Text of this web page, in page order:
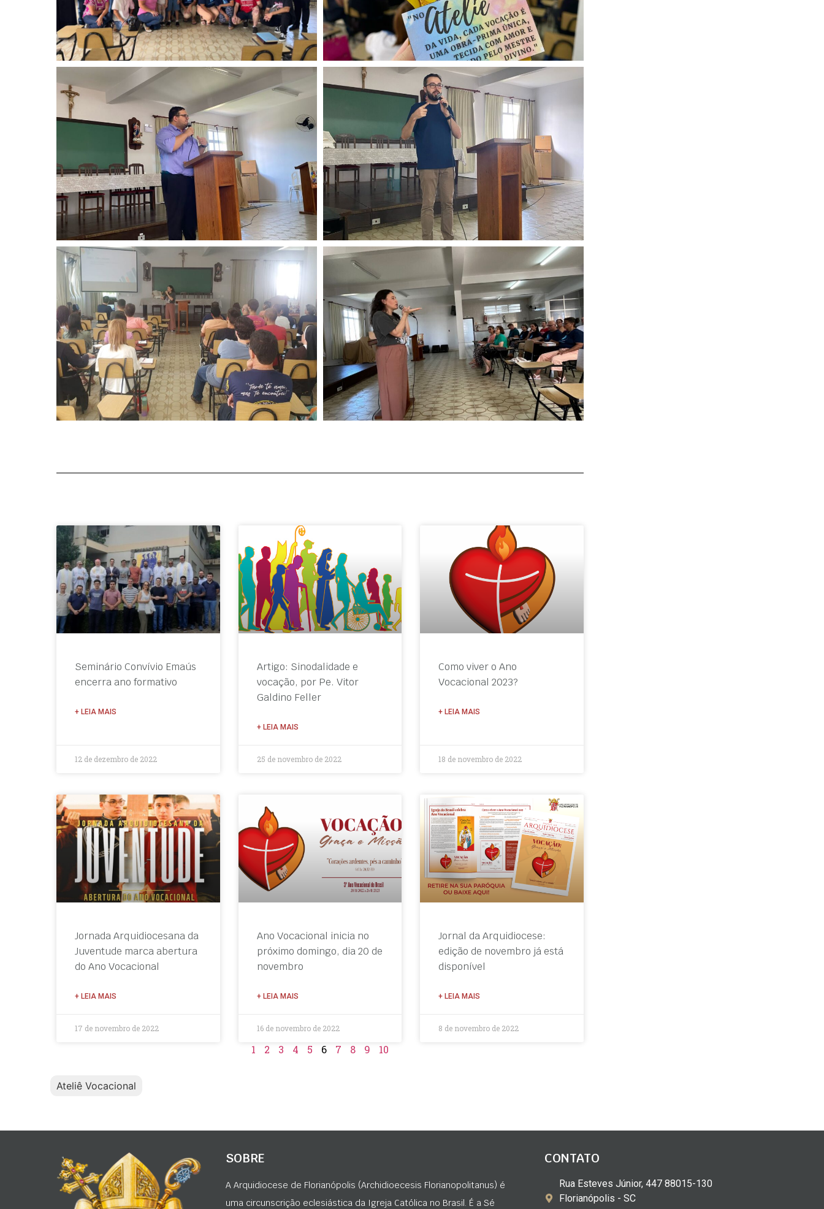
Seminário Convívio Emaús
encerra ano formativo
+ LEIA MAIS
12 de dezembro de 2022
Artigo: Sinodalidade e
vocação, por Pe. Vitor
Galdino Feller
+ LEIA MAIS
25 de novembro de 2022
Como viver o Ano
Vocacional 2023?
+ LEIA MAIS
18 de novembro de 2022
Jornada Arquidiocesana da
Juventude marca abertura
do Ano Vocacional
+ LEIA MAIS
17 de novembro de 2022
Ano Vocacional inicia no
próximo domingo, dia 20 de
novembro
+ LEIA MAIS
16 de novembro de 2022
Jornal da Arquidiocese:
edição de novembro já está
disponível
+ LEIA MAIS
8 de novembro de 2022
1 2 3 4 5 6 7 8 9 10
Ateliê Vocacional
SOBRE
A Arquidiocese de Florianópolis (Archidioecesis Florianopolitanus) é
uma circunscrição eclesiástica da Igreja Católica no Brasil. É a Sé
CONTATO
Rua Esteves Júnior, 447 88015-130
Florianópolis - SC